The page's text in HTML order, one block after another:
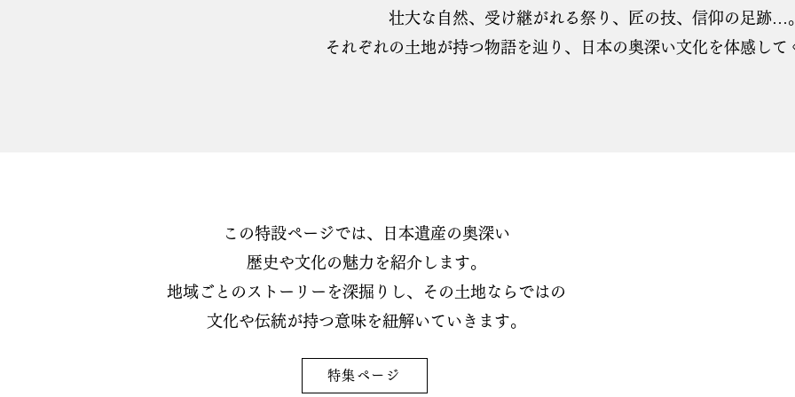
壮大な自然、受け継がれる祭り、匠の技、信仰の足跡…。
それぞれの土地が持つ物語を辿り、日本の奥深い文化を体感して
この特設ページでは、日本遺産の奥深い
歴史や文化の魅力を紹介します。
地域ごとのストーリーを深掘りし、その土地ならではの
文化や伝統が持つ意味を紐解いていきます。
特集ページ